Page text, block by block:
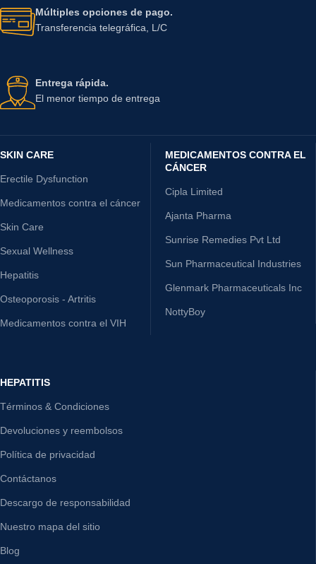
Múltiples opciones de pago.
Transferencia telegráfica, L/C
Entrega rápida.
El menor tiempo de entrega
SKIN CARE
Erectile Dysfunction
Medicamentos contra el cáncer
Skin Care
Sexual Wellness
Hepatitis
Osteoporosis - Artritis
Medicamentos contra el VIH
MEDICAMENTOS CONTRA EL
CÁNCER
Cipla Limited
Ajanta Pharma
Sunrise Remedies Pvt Ltd
Sun Pharmaceutical Industries
Glenmark Pharmaceuticals Inc
NottyBoy
HEPATITIS
Términos & Condiciones
Devoluciones y reembolsos
Política de privacidad
Contáctanos
Descargo de responsabilidad
Nuestro mapa del sitio
Blog